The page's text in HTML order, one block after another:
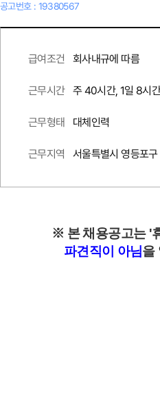
공고번호 : 19380567
급여조건 회사내규에 따름
근무시간 주 40시간, 1일 8시
근무형태 대체인력
근무지역 서울특별시 영등포구
※ 본 채용공고는 '
파견직이 아님을